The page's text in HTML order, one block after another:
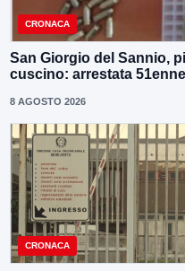
CRONACA
San Giorgio del Sannio,
cuscino: arrestata 51enne
8 AGOSTO 2026
CRONACA